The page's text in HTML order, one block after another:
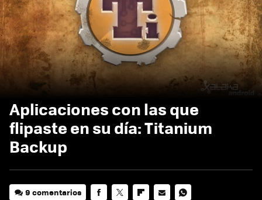
Aplicaciones con las que
flipaste en su día: Titanium
Backup
9 comentarios